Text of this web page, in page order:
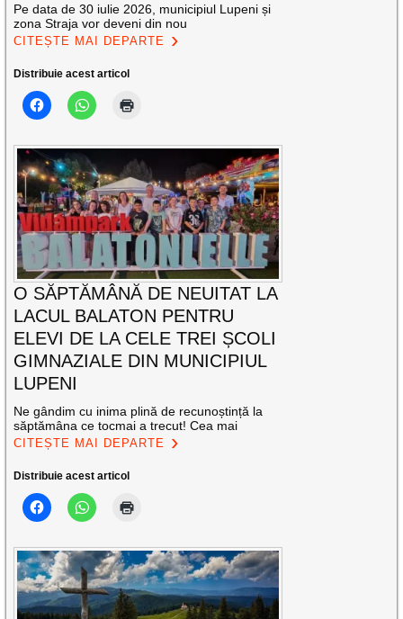
Pe data de 30 iulie 2026, municipiul Lupeni și
zona Straja vor deveni din nou
CITEȘTE MAI DEPARTE
Distribuie acest articol
O SĂPTĂMÂNĂ DE NEUITAT LA
LACUL BALATON PENTRU
ELEVI DE LA CELE TREI ȘCOLI
GIMNAZIALE DIN MUNICIPIUL
LUPENI
Ne gândim cu inima plină de recunoștință la
săptămâna ce tocmai a trecut! Cea mai
CITEȘTE MAI DEPARTE
Distribuie acest articol